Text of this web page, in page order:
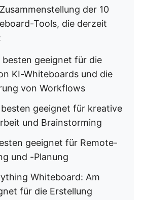
der 10
Tools, die derzeit
besten geeignet für die
KI-Whiteboards und die
von Workflows
geeignet für kreative
und Brainstorming
geeignet für Remote-
und -Planung
Whiteboard: Am
für die Erstellung